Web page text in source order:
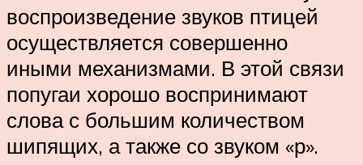
воспроизведение звуков птицей
осуществляется совершенно
иными механизмами. В этой связи
попугаи хорошо воспринимают
слова с большим количеством
шипящих, а также со звуком «р».